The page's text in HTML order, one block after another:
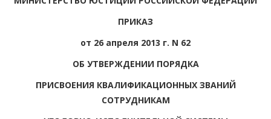
ПРИКАЗ
от 26 апреля 2013 г. N 62
ОБ УТВЕРЖДЕНИИ ПОРЯДКА
ПРИСВОЕНИЯ КВАЛИФИКАЦИОННЫХ ЗВАНИЙ
СОТРУДНИКАМ